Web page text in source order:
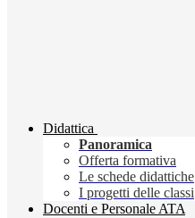
Didattica
Panoramica
Offerta formativa
Le schede didattiche
I progetti delle classi
Docenti e Personale ATA